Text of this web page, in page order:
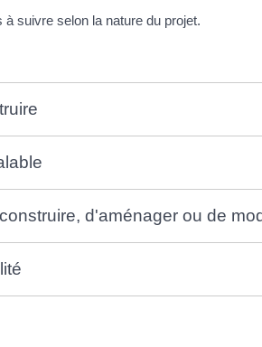
suivre selon la nature du projet.
d'aménager ou de